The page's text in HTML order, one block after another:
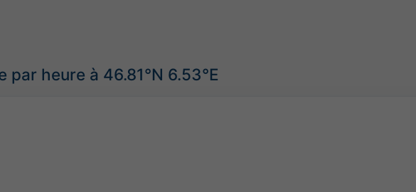
par heure à 46.81°N 6.53°E